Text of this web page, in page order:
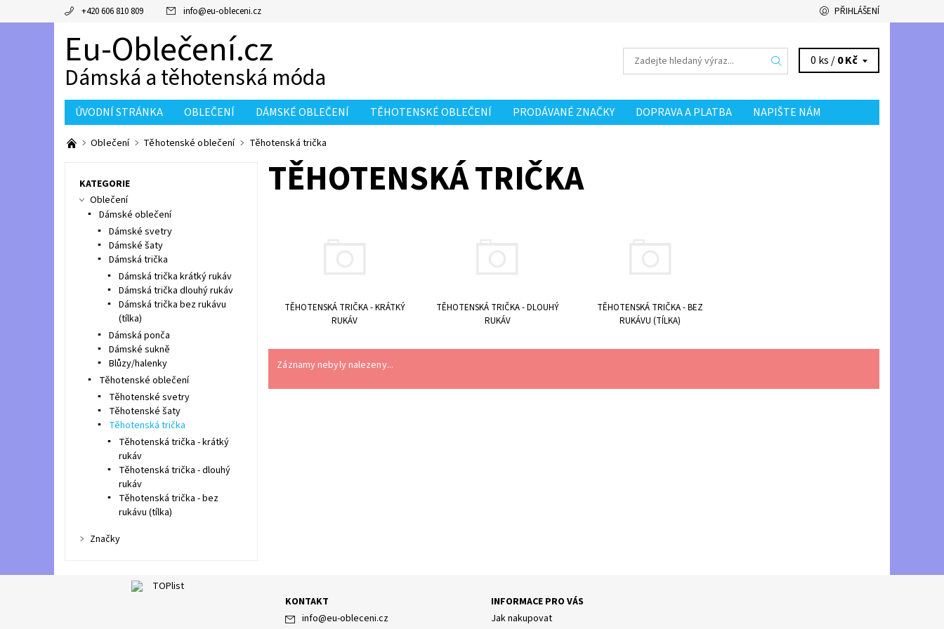
+420 606 810 809 info@eu-obleceni.cz PŘIHLÁŠENÍ
Eu-Oblečení.cz
Dámská a těhotenská móda
0 ks /0 Kč
ÚVODNÍ STRÁNKA OBLEČENÍ DÁMSKÉ OBLEČENÍ TĚHOTENSKÉ OBLEČENÍ PRODÁVANÉ ZNAČKY DOPRAVA A PLATBA NAPIŠTE NÁM
Oblečení Těhotenské oblečení Těhotenská trička
TĚHOTENSKÁ TRIČKA
TĚHOTENSKÁ TRIČKA - KRÁTKÝ
RUKÁV
TĚHOTENSKÁ TRIČKA - DLOUHÝ
RUKÁV
TĚHOTENSKÁ TRIČKA - BEZ
RUKÁVU (TÍLKA)
Záznamy nebyly nalezeny...
KATEGORIE
Oblečení
Dámské oblečení
Dámské svetry
Dámské šaty
Dámská trička
Dámská trička krátký rukáv
Dámská trička dlouhý rukáv
Dámská trička bez rukávu
(tílka)
Dámská ponča
Dámské sukně
Blůzy/halenky
Těhotenské oblečení
Těhotenské svetry
Těhotenské šaty
Těhotenská trička
Těhotenská trička - krátký
rukáv
Těhotenská trička - dlouhý
rukáv
Těhotenská trička - bez
rukávu (tílka)
Značky
KONTAKT
info@eu-obleceni.cz
INFORMACE PRO VÁS
Jak nakupovat